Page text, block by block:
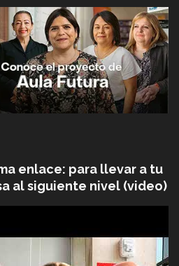
enlace: para llevar a tu
al siguiente nivel (video)